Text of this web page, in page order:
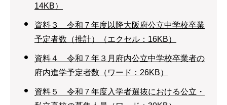
14KB）
資料３ 令和７年度以降大阪府公立中学校卒業
予定者数（推計）（エクセル：16KB）
資料４ 令和７年３月府内公立中学校卒業者の
府内進学予定者数（ワード：26KB）
資料５ 令和７年度入学者選抜における公立・